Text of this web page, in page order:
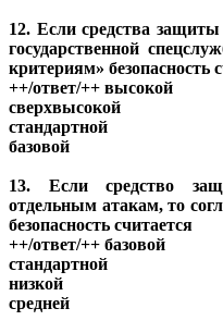
12. Если средства
государственной
критериям» безопасность
++/ответ/++ высокой
сверхвысокой
стандартной
базовой
13. Если средство
отдельным атакам, то
безопасность считается
++/ответ/++ базовой
стандартной
низкой
средней